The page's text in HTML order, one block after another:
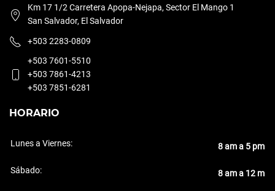
Km 17 1/2 Carretera Apopa-Nejapa, Sector El Mango 1
San Salvador, El Salvador
+503 2283-0809
+503 7601-5510
+503 7861-4213
+503 7851-6281
HORARIO
Lunes a Viernes: 8 am a 5 pm
Sábado: 8 am a 12 m